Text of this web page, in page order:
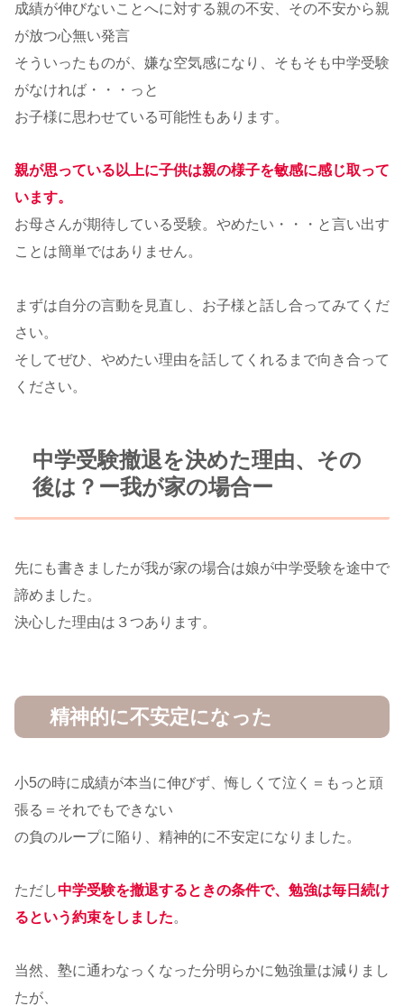
成績が伸びないことへに対する親の不安、その不安から親
が放つ心無い発言
そういったものが、嫌な空気感になり、そもそも中学受験
がなければ・・・っと
お子様に思わせている可能性もあります。
親が思っている以上に子供は親の様子を敏感に感じ取って
います。
お母さんが期待している受験。やめたい・・・と言い出す
ことは簡単ではありません。
まずは自分の言動を見直し、お子様と話し合ってみてくだ
さい。
そしてぜひ、やめたい理由を話してくれるまで向き合って
ください。
中学受験撤退を決めた理由、その
後は？ー我が家の場合ー
先にも書きましたが我が家の場合は娘が中学受験を途中で
諦めました。
決心した理由は３つあります。
精神的に不安定になった
小5の時に成績が本当に伸びず、悔しくて泣く＝もっと頑
張る＝それでもできない
の負のループに陥り、精神的に不安定になりました。
ただし中学受験を撤退するときの条件で、勉強は毎日続け
るという約束をしました。
当然、塾に通わなっくなった分明らかに勉強量は減りまし
たが、